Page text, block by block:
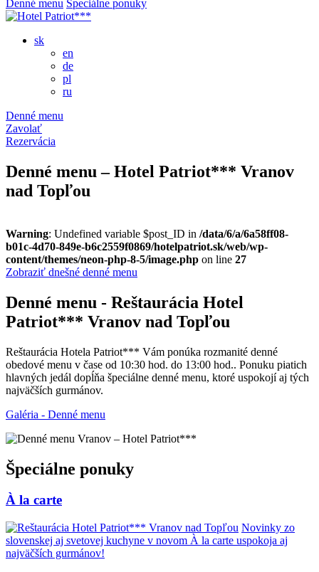
Denné menu Špeciálne ponuky
sk
en
de
pl
ru
Denné menu
Zavolať
Rezervácia
Denné menu – Hotel Patriot*** Vranov
nad Topľou
Warning: Undefined variable $post_ID in /data/6/a/6a58ff08-
b01c-4d70-849e-b6c2559f0869/hotelpatriot.sk/web/wp-
content/themes/neon-php-8-5/image.php on line 27
Zobraziť dnešné denné menu
Denné menu - Reštaurácia Hotel
Patriot*** Vranov nad Topľou
Reštaurácia Hotela Patriot*** Vám ponúka rozmanité denné
obedové menu v čase od 10:30 hod. do 13:00 hod.. Ponuku piatich
hlavných jedál dopĺňa špeciálne denné menu, ktoré uspokojí aj tých
najväčších gurmánov.
Galéria - Denné menu
Špeciálne ponuky
À la carte
Novinky zo
slovenskej aj svetovej kuchyne v novom À la carte uspokoja aj
najväčších gurmánov!